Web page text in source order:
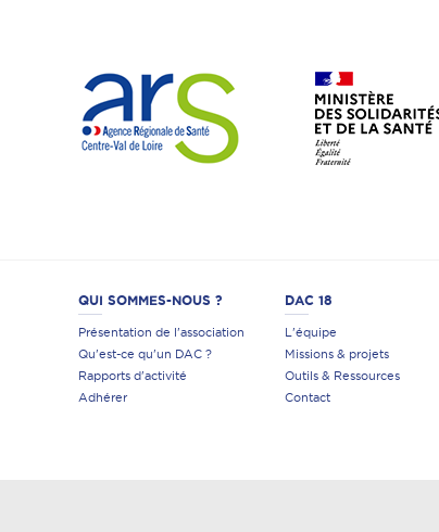
QUI SOMMES-NOUS ?
Présentation de l'association
Qu'est-ce qu'un DAC ?
Rapports d'activité
Adhérer
DAC 18
L'équipe
Missions & projets
Outils & Ressources
Contact